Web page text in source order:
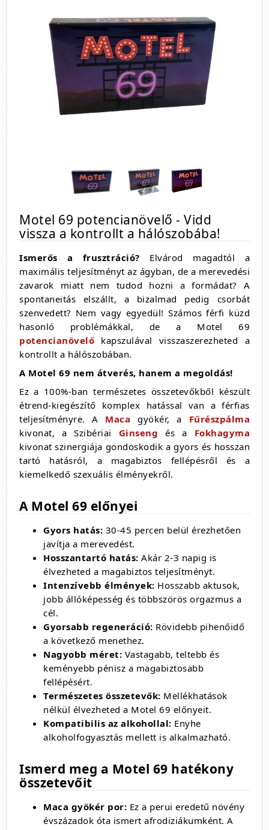
Motel 69 potencianövelő - Vidd
vissza a kontrollt a hálószobába!
Ismerős a frusztráció? Elvárod magadtól a
maximális teljesítményt az ágyban, de a merevedési
zavarok miatt nem tudod hozni a formádat? A
spontaneitás elszállt, a bizalmad pedig csorbát
szenvedett? Nem vagy egyedül! Számos férfi küzd
hasonló problémákkal, de a Motel 69
potencianövelő kapszulával visszaszerezheted a
kontrollt a hálószobában.
A Motel 69 nem átverés, hanem a megoldás!
Ez a 100%-ban természetes összetevőkből készült
étrend-kiegészítő komplex hatással van a férfias
teljesítményre. A Maca gyökér, a Fűrészpálma
kivonat, a Szibériai Ginseng és a Fokhagyma
kivonat szinergiája gondoskodik a gyors és hosszan
tartó hatásról, a magabiztos fellépésről és a
kiemelkedő szexuális élményekről.
A Motel 69 előnyei
Gyors hatás: 30-45 percen belül érezhetően
javítja a merevedést.
Hosszantartó hatás: Akár 2-3 napig is
élvezheted a magabiztos teljesítményt.
Intenzívebb élmények: Hosszabb aktusok,
jobb állóképesség és többszörös orgazmus a
cél.
Gyorsabb regeneráció: Rövidebb pihenőidő
a következő menethez.
Nagyobb méret: Vastagabb, teltebb és
keményebb pénisz a magabiztosabb
fellépésért.
Természetes összetevők: Mellékhatások
nélkül élvezheted a Motel 69 előnyeit.
Kompatibilis az alkohollal: Enyhe
alkoholfogyasztás mellett is alkalmazható.
Ismerd meg a Motel 69 hatékony
összetevőit
Maca gyökér por: Ez a perui eredetű növény
évszázadok óta ismert afrodiziákumként. A